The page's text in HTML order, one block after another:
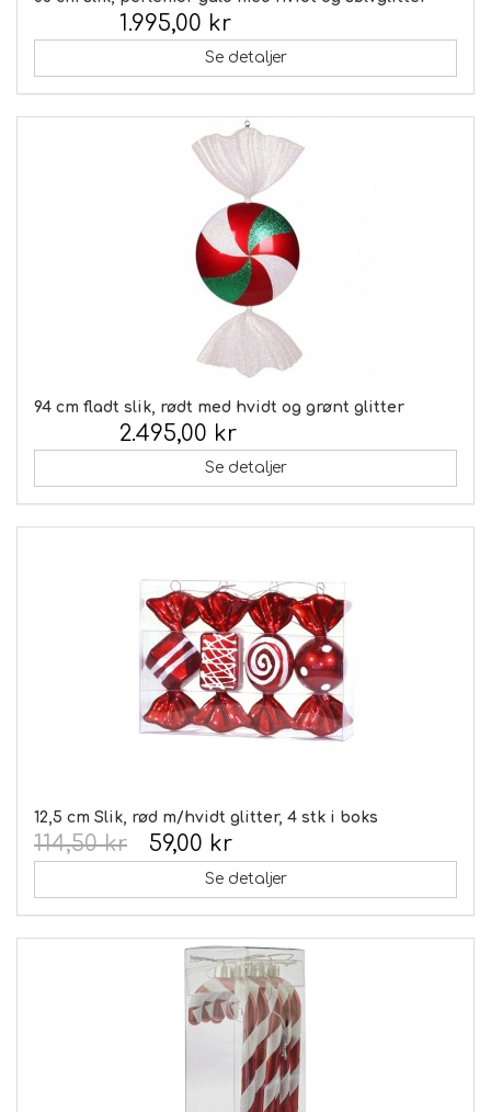
1.995,00 kr
Se detaljer
94 cm fladt slik, rødt med hvidt og grønt glitter
2.495,00 kr
Se detaljer
12,5 cm Slik, rød m/hvidt glitter, 4 stk i boks
59,00 kr
114,50 kr
Se detaljer